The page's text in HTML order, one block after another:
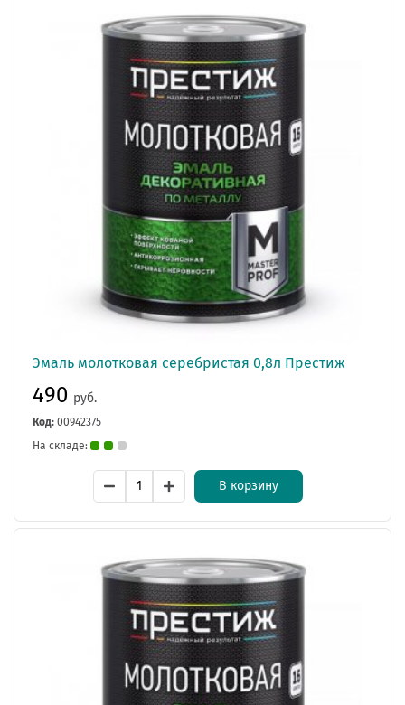
Эмаль молотковая серебристая 0,8л Престиж
490 руб.
Код: 00942375
На складе:
В корзину